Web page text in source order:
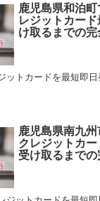
鹿児島県和泊
レジットカー
け取るまでの完
ットカードを最短即
鹿児島県南九州
クレジットカ
受け取るまで